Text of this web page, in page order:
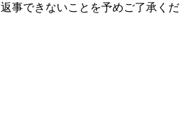
事できないことを予めご了承くだ